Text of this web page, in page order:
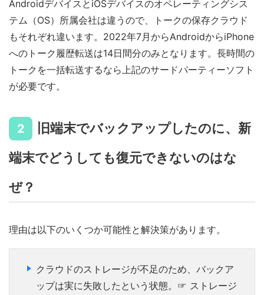
AndroidデバイスとiOSデバイスのオペレーティングシス
テム（OS）所属会社は違うので、トークの保存クラウド
もそれぞれ違います。2022年7月からAndroidからiPhone
へのトーク履歴転送は14日間分のみとなります。長時間の
トークを一括転送するなら上記のサードパーティーソフト
が必要です。
2
旧端末でバックアップしたのに、新
端末でどうしても復元できないのはな
ぜ？
理由は以下のいくつか可能性と解決策があります。
クラウドのストレージが不足のため、バックア
ップは実に失敗したという状態。☞ ストレージ